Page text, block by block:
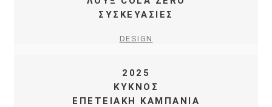
ΣΥΣΚΕΥΑΣΙΕΣ
DESIGN
2025
ΚΥΚΝΟΣ
ΕΠΕΤΕΙΑΚΗ ΚΑΜΠΑΝΙΑ